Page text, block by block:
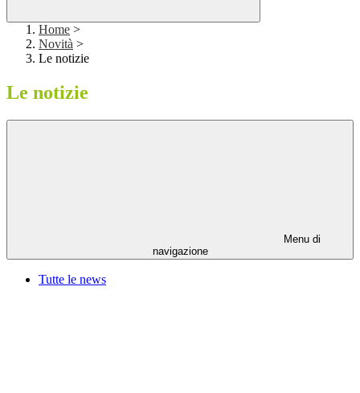
Home >
Novità >
Le notizie
Le notizie
Menu di
navigazione
Tutte le news